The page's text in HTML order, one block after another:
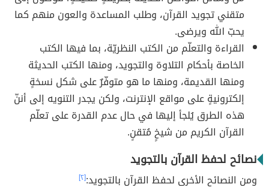
متقني تجويد القرآن، وطلب المساعدة والعون منهم كما
يحبّ الله ويرضى.
القراءة والتعلّم من الكتب النظريّة، بما فيها الكتب
الخاصة بأحكام التلاوة والتجويد، ومنها الكتب الحديثة
ومنها القديمة، ومنها ما هو متوفّرٌ على شكل نسخةٍ
إلكترونيةٍ على مواقع الإنترنت، ولكن يجدر التنويه إلى أننّ
هذه الطرق يُلجأ إليها في حال عدم القدرة على تعلّم
القرآن الكريم من شيخٍ مُتقنٍ.
نصائح لحفظ القرآن بالتجويد
ومن النصائح الأخرى لحفظ القرآن بالتجويد:[٢]